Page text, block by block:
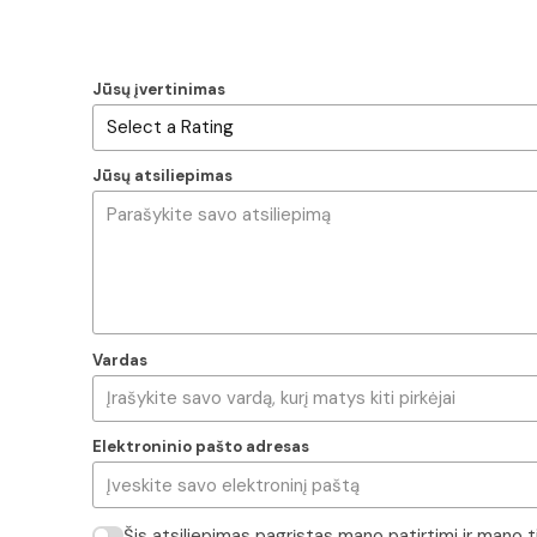
Jūsų įvertinimas
Jūsų atsiliepimas
Vardas
Elektroninio pašto adresas